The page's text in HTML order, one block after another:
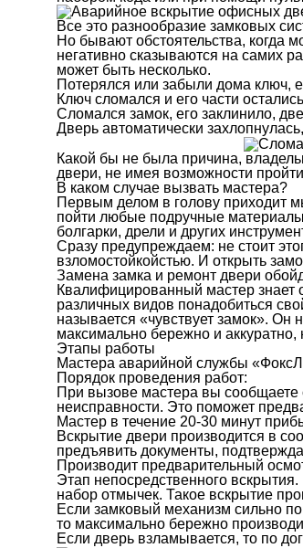
Все это разнообразие замковых
Но бывают обстоятельства, когда
негативно сказываются на самих
может быть несколько.
Потерялся или забыли дома ключ,
Ключ сломался и его части
Сломался замок, его заклинило,
Дверь автоматически
Какой бы не была причина,
двери, не имея возможности
В каком случае вызвать мастера?
Первым делом в голову приходит
пойти любые подручные материалы
болгарки, дрели и других
Сразу предупреждаем: не стоит
взломостойкойстью. И открыть
Замена замка и ремонт двери
Квалифицированный мастер знает
различных видов понадобиться
называется «чувствует замок». Он
максимально бережно и
Этапы работы
Мастера аварийной службы
Порядок проведения работ:
При вызове мастера вы сообщаете
неисправности. Это поможет
Мастер в течение 20-30 минут
Вскрытие двери производится в
предъявить документы,
Производит предварительный
Этап непосредственного
набор отмычек. Такое вскрытие
Если замковый механизм сильно
то максимально бережно
Если дверь взламывается, то по